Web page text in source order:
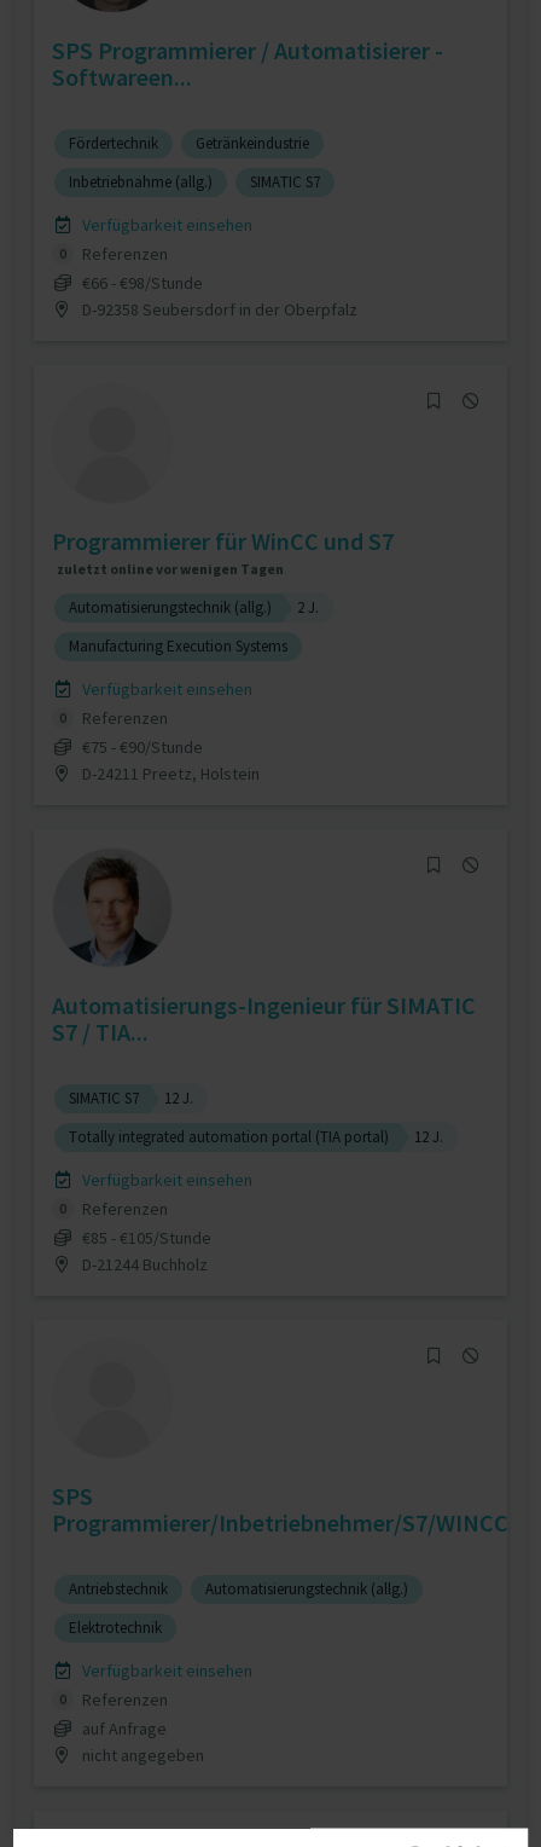
SPS Programmierer / Automatisierer -
Softwareen...
Fördertechnik
Getränkeindustrie
Inbetriebnahme (allg.)
SIMATIC S7
Verfügbarkeit einsehen
0
Referenzen
€66 - €98/Stunde
D-92358 Seubersdorf in der Oberpfalz
Programmierer für WinCC und S7
zuletzt online vor wenigen Tagen
Automatisierungstechnik (allg.)
2 J.
Manufacturing Execution Systems
Verfügbarkeit einsehen
0
Referenzen
€75 - €90/Stunde
D-24211 Preetz, Holstein
Automatisierungs-Ingenieur für SIMATIC
S7 / TIA...
SIMATIC S7
12 J.
Totally integrated automation portal (TIA portal)
12 J.
Verfügbarkeit einsehen
0
Referenzen
€85 - €105/Stunde
D-21244 Buchholz
SPS
Programmierer/Inbetriebnehmer/S7/WINCC
Antriebstechnik
Automatisierungstechnik (allg.)
Elektrotechnik
Verfügbarkeit einsehen
0
Referenzen
auf Anfrage
nicht angegeben